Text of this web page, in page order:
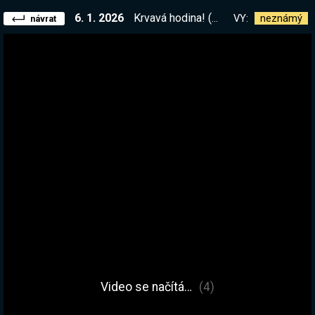
návrat 6. 1. 2026 Krvavá hodina! (Městečko palermo). Lednová kampaň na sebe navazuje! VY: neznámý
Video se načítá… (4)